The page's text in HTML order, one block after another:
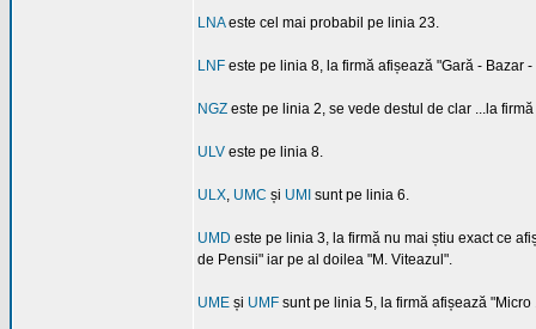
LNAeste cel mai probabil pe linia 23.
LNF este pe linia 8, la firmă afișează "Gară - Bazar
NGZ este pe linia 2, se vede destul de clar ...la
ULV este pe linia 8.
ULX, UMC și UMI sunt pe linia 6.
UMD este pe linia 3, la firmă nu mai știu exact ce
de Pensii" iar pe al doilea "M. Viteazul".
UME și UMF sunt pe linia 5, la firmă afișează